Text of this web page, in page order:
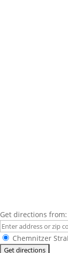
Get directions from:
Chemnitzer